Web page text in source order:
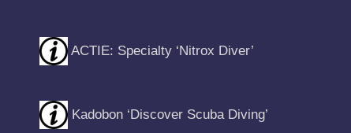
ACTIE: Specialty ‘Nitrox Diver’
Kadobon ‘Discover Scuba Diving’